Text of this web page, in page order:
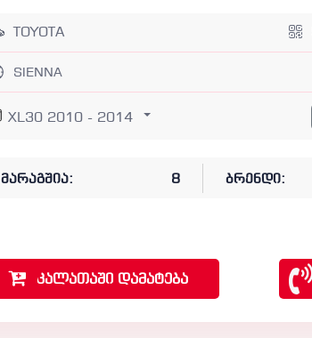
TOYOTA
SIENNA
XL30 2010 - 2014
მარაგშია: 8 ბრენდი:
კალათაში დამატება